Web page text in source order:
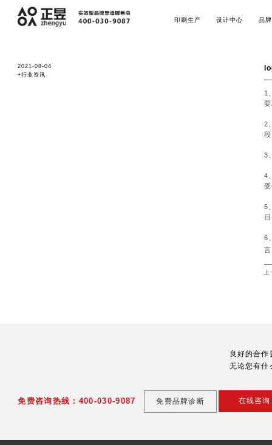
印刷生产 设计中心 品
2021-08-04
+行业资讯
1
2
3
4
5
6
上
良好的合
无论您有什
免费咨询热线：400-030-9087 免费品牌诊断 在线咨询